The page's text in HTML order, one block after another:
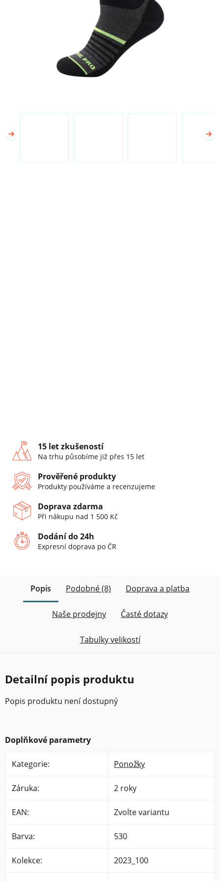
15 let zkušeností
Na trhu působíme již přes 15 let
Prověřené produkty
Produkty používáme a recenzujeme
Doprava zdarma
Při nákupu nad 1 500 Kč
Dodání do 24h
Expresní doprava po ČR
Popis Podobné (8) Doprava a platba
Naše prodejny Časté dotazy
Tabulky velikostí
Detailní popis produktu
Popis produktu není dostupný
Doplňkové parametry
Kategorie: Ponožky
Záruka: 2 roky
EAN: Zvolte variantu
Barva: 530
Kolekce: 2023_100